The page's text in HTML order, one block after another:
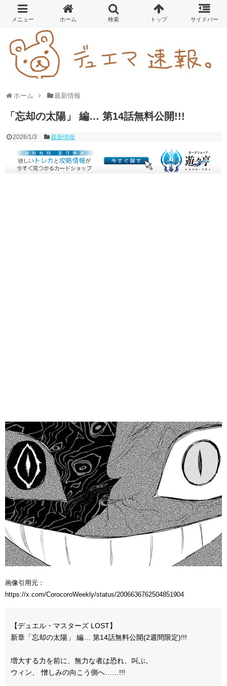
ホーム 最新情報
「忘却の太陽」 編… 第14話無料公開!!!
2026/1/3 最新情報
画像引用元：
https://x.com/CorocoroWeekly/status/2006636762504851904
【デュエル・マスターズ LOST】
新章「忘却の太陽」 編… 第14話無料公開(2週間限定)!!!
増大する力を前に、無力な者は恐れ、叫ぶ。
ウィン、 憎しみの向こう側へ……!!!